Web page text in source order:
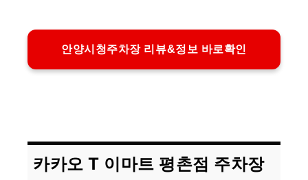
안양시청주차장 리뷰&정보 바로확인
카카오 T 이마트 평촌점 주차장